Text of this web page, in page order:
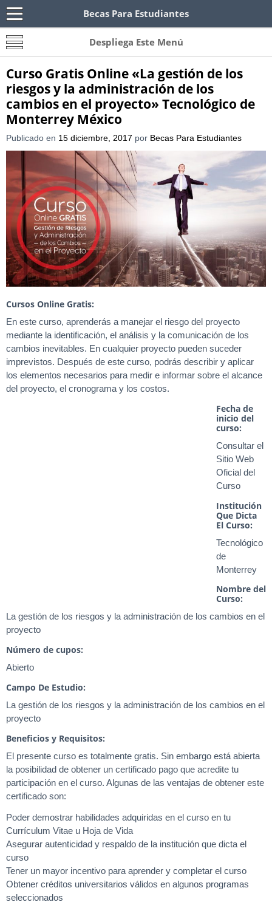
Becas Para Estudiantes
Becas Para Paraguayos
Oferta de becas para Paraguayos. Encuentra las
convocatorias y requisitos de becas para
Despliega Este Menú
Curso Gratis Online «La gestión de los
riesgos y la administración de los
cambios en el proyecto» Tecnológico de
Monterrey México
Publicado en 15 diciembre, 2017 por Becas Para Estudiantes
Cursos Online Gratis:
En este curso, aprenderás a manejar el riesgo del proyecto
mediante la identificación, el análisis y la comunicación de los
cambios inevitables. En cualquier proyecto pueden suceder
imprevistos. Después de este curso, podrás describir y aplicar
los elementos necesarios para medir e informar sobre el alcance
del proyecto, el cronograma y los costos.
Fecha de
inicio del
curso:
Consultar el
Sitio Web
Oficial del
Curso
Institución
Que Dicta
El Curso:
Tecnológico
de
Monterrey
Nombre del
Curso:
La gestión de los riesgos y la administración de los cambios en el
proyecto
Número de cupos:
Abierto
Campo De Estudio:
La gestión de los riesgos y la administración de los cambios en el
proyecto
Beneficios y Requisitos:
El presente curso es totalmente gratis. Sin embargo está abierta
la posibilidad de obtener un certificado pago que acredite tu
participación en el curso. Algunas de las ventajas de obtener este
certificado son:
Poder demostrar habilidades adquiridas en el curso en tu
Currículum Vitae u Hoja de Vida
Asegurar autenticidad y respaldo de la institución que dicta el
curso
Tener un mayor incentivo para aprender y completar el curso
Obtener créditos universitarios válidos en algunos programas
seleccionados